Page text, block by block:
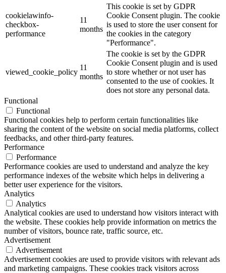
cookielawinfo-
checkbox-
performance
11
months
This cookie is set by GDPR
Cookie Consent plugin. The cookie
is used to store the user consent for
the cookies in the category
"Performance".
viewed_cookie_policy
11
months
The cookie is set by the GDPR
Cookie Consent plugin and is used
to store whether or not user has
consented to the use of cookies. It
does not store any personal data.
Functional
Functional
Functional cookies help to perform certain functionalities like
sharing the content of the website on social media platforms, collect
feedbacks, and other third-party features.
Performance
Performance
Performance cookies are used to understand and analyze the key
performance indexes of the website which helps in delivering a
better user experience for the visitors.
Analytics
Analytics
Analytical cookies are used to understand how visitors interact with
the website. These cookies help provide information on metrics the
number of visitors, bounce rate, traffic source, etc.
Advertisement
Advertisement
Advertisement cookies are used to provide visitors with relevant ads
and marketing campaigns. These cookies track visitors across